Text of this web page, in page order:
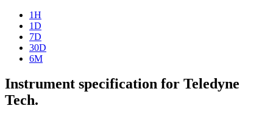
1H
1D
7D
30D
6M
Instrument specification for Teledyne
Tech.